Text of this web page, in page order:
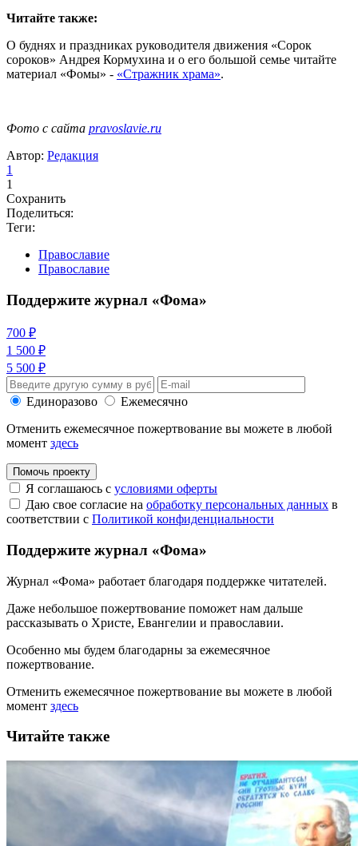
Читайте также:
О буднях и праздниках руководителя движения «Сорок
сороков» Андрея Кормухина и о его большой семье читайте
материал «Фомы» - «Стражник храма».
Фото с сайта pravoslavie.ru
Автор: Редакция
1
1
Сохранить
Поделиться:
Теги:
Православие
Православие
Поддержите журнал «Фома»
700 ₽
1 500 ₽
5 500 ₽
Единоразово
Ежемесячно
Отменить ежемесячное пожертвование вы можете в любой
момент здесь
Помочь проекту
Я соглашаюсь с условиями оферты
Даю свое согласие на обработку персональных данных в
соответствии с Политикой конфиденциальности
Поддержите журнал «Фома»
Журнал «Фома» работает благодаря поддержке читателей.
Даже небольшое пожертвование поможет нам дальше
рассказывать о Христе, Евангелии и православии.
Особенно мы будем благодарны за ежемесячное
пожертвование.
Отменить ежемесячное пожертвование вы можете в любой
момент здесь
Читайте также